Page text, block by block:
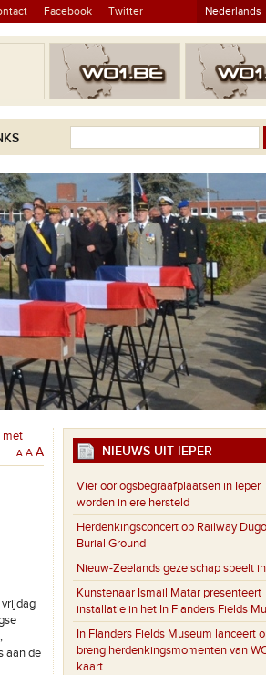
Facebook Twitter Nederlands
met
A A A
aan de
NIEUWS UIT IEPER
Vier oorlogsbegraafplaatsen in Ieper
worden in ere hersteld
Herdenkingsconcert op Railway
Burial Ground
Nieuw-Zeelands gezelschap speelt
Kunstenaar Ismail Matar presenteert
installatie in het In Flanders Fields
In Flanders Fields Museum lanceert
breng herdenkingsmomenten van
kaart